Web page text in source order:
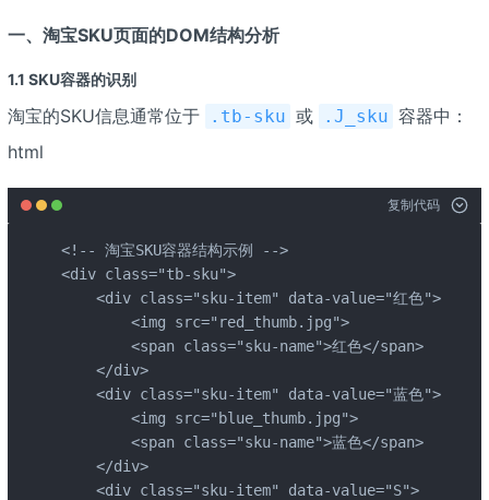
一、淘宝SKU页面的DOM结构分析
1.1 SKU容器的识别
淘宝的SKU信息通常位于 .tb-sku 或 .J_sku 容器中：
html
复制代码
<!-- 淘宝SKU容器结构示例 -->
<div class="tb-sku">
    <div class="sku-item" data-value="红色">
        <img src="red_thumb.jpg">
        <span class="sku-name">红色</span>
    </div>
    <div class="sku-item" data-value="蓝色">
        <img src="blue_thumb.jpg">
        <span class="sku-name">蓝色</span>
    </div>
    <div class="sku-item" data-value="S">